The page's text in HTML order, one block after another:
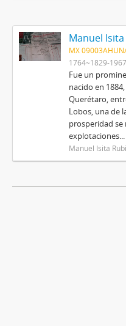
Manuel
MX
1764~1829-
Fue un
nacido en
Querétaro,
Lobos, una de
prosperidad se
explotaciones...
Manuel Isita